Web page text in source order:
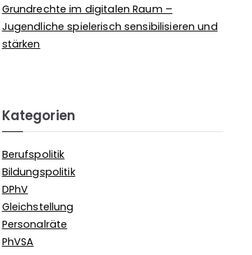
Grundrechte im digitalen Raum –
Jugendliche spielerisch sensibilisieren und
stärken
Kategorien
Berufspolitik
Bildungspolitik
DPhV
Gleichstellung
Personalräte
PhVSA